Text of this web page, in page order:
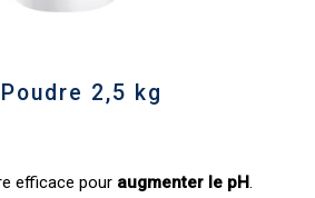
2,5 kg
efficace pour augmenter le pH.